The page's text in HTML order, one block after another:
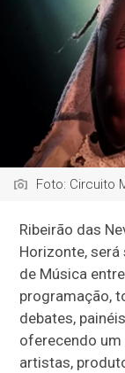
Foto: Circuito
Ribeirão das
Horizonte,
de Música
programação,
debates,
oferecendo um
artistas,